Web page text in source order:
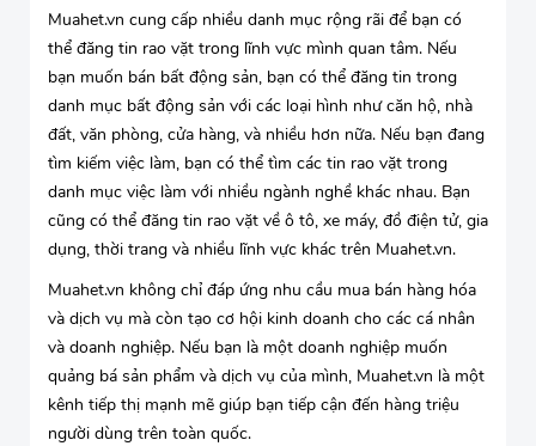
Muahet.vn cung cấp nhiều danh mục rộng rãi để bạn có
thể đăng tin rao vặt trong lĩnh vực mình quan tâm. Nếu
bạn muốn bán bất động sản, bạn có thể đăng tin trong
danh mục bất động sản với các loại hình như căn hộ, nhà
đất, văn phòng, cửa hàng, và nhiều hơn nữa. Nếu bạn đang
tìm kiếm việc làm, bạn có thể tìm các tin rao vặt trong
danh mục việc làm với nhiều ngành nghề khác nhau. Bạn
cũng có thể đăng tin rao vặt về ô tô, xe máy, đồ điện tử, gia
dụng, thời trang và nhiều lĩnh vực khác trên Muahet.vn.
Muahet.vn không chỉ đáp ứng nhu cầu mua bán hàng hóa
và dịch vụ mà còn tạo cơ hội kinh doanh cho các cá nhân
và doanh nghiệp. Nếu bạn là một doanh nghiệp muốn
quảng bá sản phẩm và dịch vụ của mình, Muahet.vn là một
kênh tiếp thị mạnh mẽ giúp bạn tiếp cận đến hàng triệu
người dùng trên toàn quốc.